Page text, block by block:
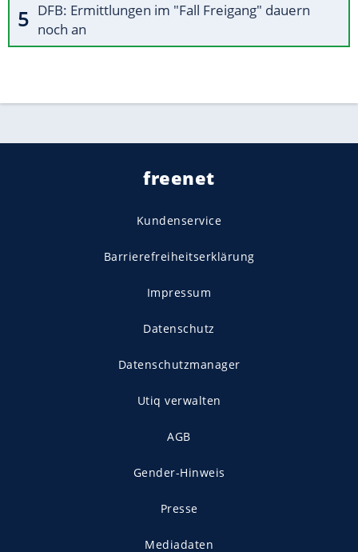
DFB: Ermittlungen im "Fall Freigang" dauern
noch an
freenet
Kundenservice
Barrierefreiheitserklärung
Impressum
Datenschutz
Datenschutzmanager
Utiq verwalten
AGB
Gender-Hinweis
Presse
Mediadaten